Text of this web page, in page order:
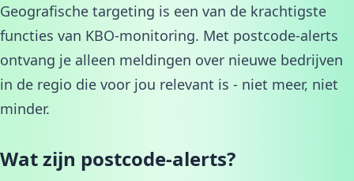
Geografische targeting is een van de krachtigste
functies van KBO-monitoring. Met postcode-alerts
ontvang je alleen meldingen over nieuwe bedrijven
in de regio die voor jou relevant is - niet meer, niet
minder.
Wat zijn postcode-alerts?